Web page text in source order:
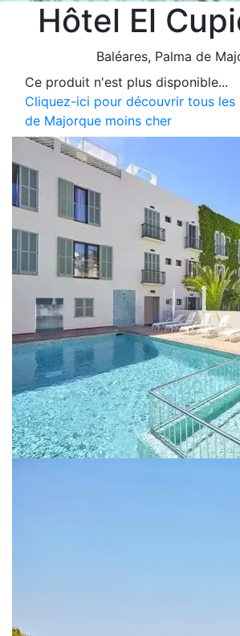
Hôtel El
Baléares, Palma de
Ce produit n'est plus disponible...
Cliquez-ici pour découvrir tous les
de Majorque moins cher